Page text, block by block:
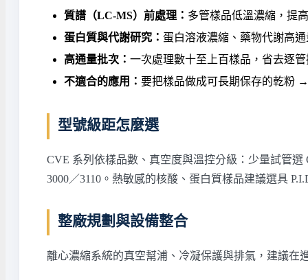
質譜（LC-MS）前處理： 多管樣品低溫濃縮，提
蛋白質與代謝研究： 蛋白溶液濃縮、藥物代謝高
高通量批次： 一次處理數十至上百樣品，省去逐
不適合的應用： 要把樣品做成可長期保存的乾粉
型號級距怎麼選
CVE 系列依樣品數、真空度與溫控分級：少量試管選
3000／3110。熱敏感的核酸、蛋白質樣品建議選具
整廠規劃與設備整合
離心濃縮系統的真空幫浦、冷凝保護與排氣，建議在